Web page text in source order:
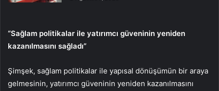
“Sağlam politikalar ile yatırımcı güveninin yeniden
kazanılmasını sağladı”
Şimşek, sağlam politikalar ile yapısal dönüşümün bir araya
gelmesinin, yatırımcı güveninin yeniden kazanılmasını